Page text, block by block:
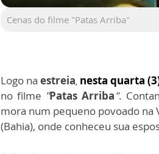
Cenas do filme "Patas Arriba"
Logo naestreia, nesta quarta
no filme "Patas Arriba".
mora num pequeno povoado na
(Bahia), onde conheceu sua